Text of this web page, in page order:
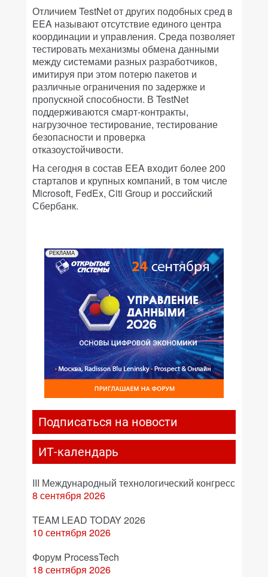
Отличием TestNet от других подобных сред в
EEA называют отсутствие единого центра
координации и управления. Среда позволяет
тестировать механизмы обмена данными
между системами разных разработчиков,
имитируя при этом потерю пакетов и
различные ограничения по задержке и
пропускной способности. В TestNet
поддерживаются смарт-контракты,
нагрузочное тестирование, тестирование
безопасности и проверка
отказоустойчивости.
На сегодня в состав EEA входит более 200
стартапов и крупных компаний, в том числе
Microsoft, FedEx, Citi Group и российский
Сбербанк.
РЕКЛАМА
Подписаться на новости
ИТ-календарь
III Международный технологический конгресс
8 сентября 2026
TEAM LEAD TODAY 2026
10 сентября 2026
Форум ProcessTech
18 сентября 2026